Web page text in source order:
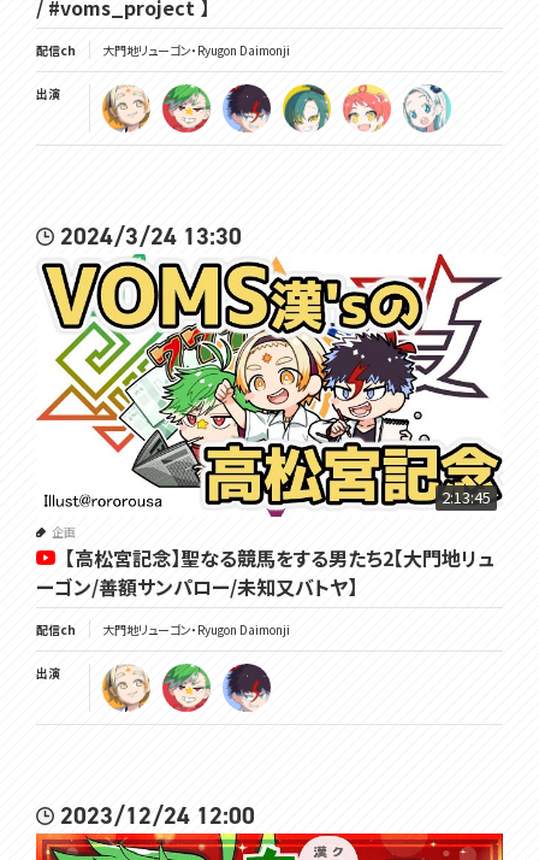
/ #voms_project 】
配信ch 大門地リューゴン・Ryugon Daimonji
出演
2024/3/24 13:30
2:13:45
企画
【高松宮記念】聖なる競馬をする男たち2【大門地リュ
ーゴン/善額サンパロー/未知又バトヤ】
配信ch 大門地リューゴン・Ryugon Daimonji
出演
2023/12/24 12:00